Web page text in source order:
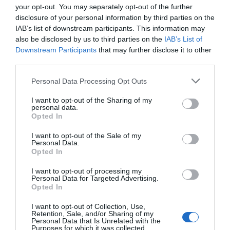
your opt-out. You may separately opt-out of the further
disclosure of your personal information by third parties on the
IAB’s list of downstream participants. This information may
also be disclosed by us to third parties on the IAB’s List of
Downstream Participants that may further disclose it to other
Personal Data Processing Opt Outs
I want to opt-out of the Sharing of my
personal data.
Opted In
I want to opt-out of the Sale of my
Personal Data.
Opted In
I want to opt-out of processing my
Personal Data for Targeted Advertising.
Opted In
I want to opt-out of Collection, Use,
Retention, Sale, and/or Sharing of my
Personal Data that Is Unrelated with the
Purposes for which it was collected.
Was liegt in der Nähe
Attraktion